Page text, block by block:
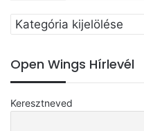
Válassz
egy
Open Wings Hírlevél
Keresztneved